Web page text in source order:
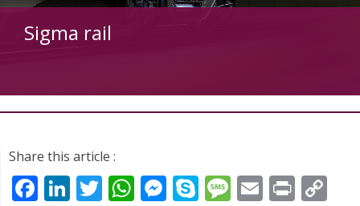
Sigma rail
Share this article :
Facebook
LinkedIn
Twitter
WhatsApp
Messenger
SkypeMessage
Email
Print